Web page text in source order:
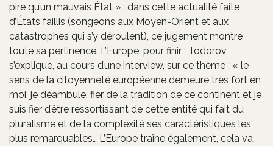
pire qu’un mauvais État » : dans cette actualité faîte
d’États faillis (songeons aux Moyen-Orient et aux
catastrophes qui s’y déroulent), ce jugement montre
toute sa pertinence. L’Europe, pour finir ; Todorov
s’explique, au cours d’une interview, sur ce thème : « le
sens de la citoyenneté européenne demeure très fort en
moi, je déambule, fier de la tradition de ce continent et je
suis fier d’être ressortissant de cette entité qui fait du
pluralisme et de la complexité ses caractéristiques les
plus remarquables… L’Europe traîne également, cela va